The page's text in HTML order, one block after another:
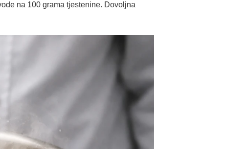
na 100 grama tjestenine. Dovoljna